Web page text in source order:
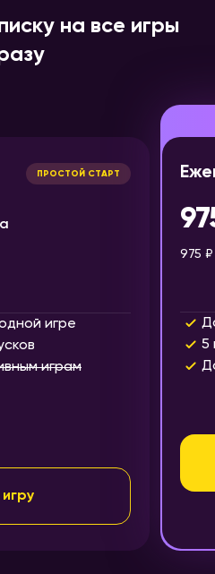
на все игры
ПРОСТОЙ СТАРТ
игре
играм
975 ₽
5